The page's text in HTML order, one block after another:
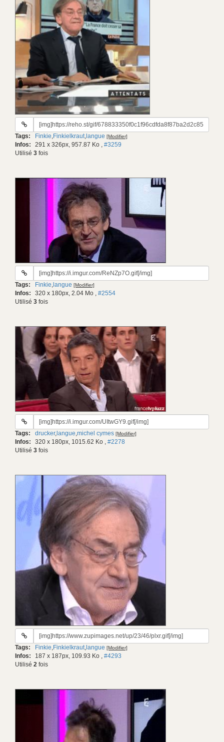
URL
gif:
Tags: Finkie,Finkielkraut, langue [Modifier]
Infos: 291 x 326px, 957.87 Ko , #3259
Utilisé 3 fois
URL
gif:
Tags: Finkie, langue [Modifier]
Infos: 320 x 180px, 2.04 Mo , #2554
Utilisé 3 fois
URL
gif:
Tags: drucker, langue,michel cymes [Modifier]
Infos: 320 x 180px, 1015.62 Ko , #2278
Utilisé 3 fois
URL
gif:
Tags: Finkie,Finkielkraut, langue [Modifier]
Infos: 187 x 187px, 109.93 Ko , #4293
Utilisé 2 fois